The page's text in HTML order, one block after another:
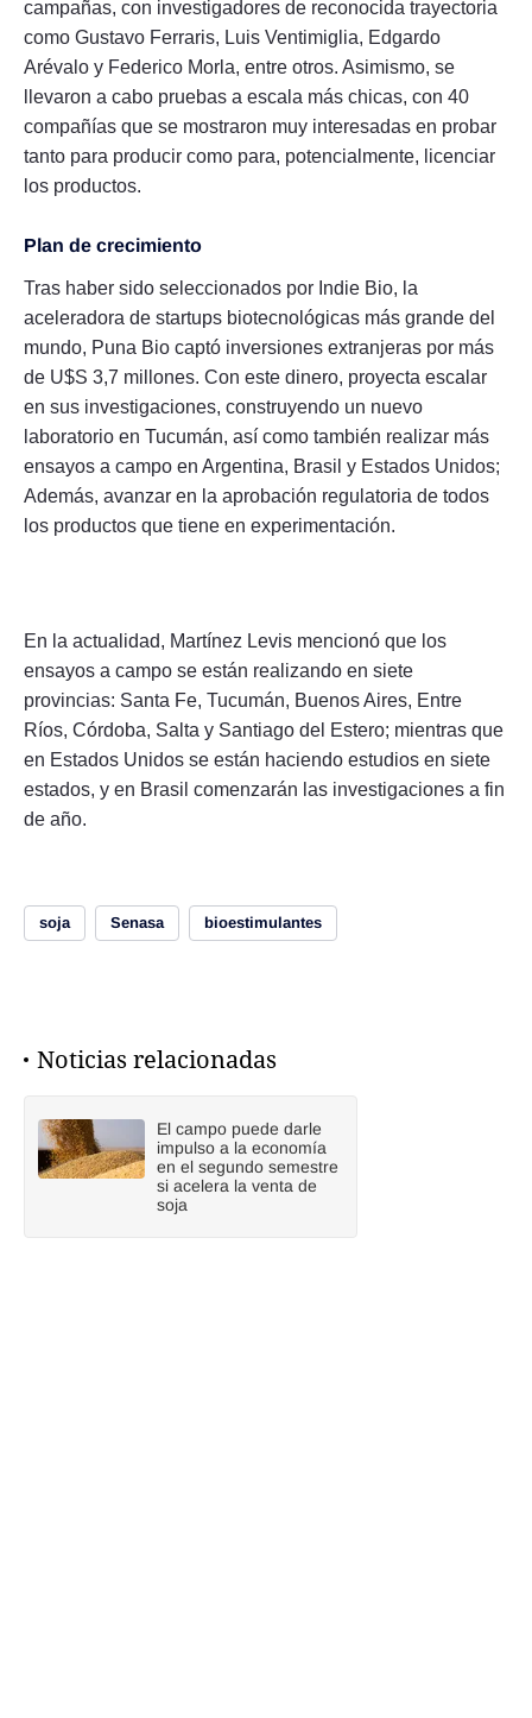
campañas, con investigadores de reconocida trayectoria
como Gustavo Ferraris, Luis Ventimiglia, Edgardo
Arévalo y Federico Morla, entre otros. Asimismo, se
llevaron a cabo pruebas a escala más chicas, con 40
compañías que se mostraron muy interesadas en probar
tanto para producir como para, potencialmente, licenciar
los productos.
Plan de crecimiento
Tras haber sido seleccionados por Indie Bio, la
aceleradora de startups biotecnológicas más grande del
mundo, Puna Bio captó inversiones extranjeras por más
de U$S 3,7 millones. Con este dinero, proyecta escalar
en sus investigaciones, construyendo un nuevo
laboratorio en Tucumán, así como también realizar más
ensayos a campo en Argentina, Brasil y Estados Unidos;
Además, avanzar en la aprobación regulatoria de todos
los productos que tiene en experimentación.
En la actualidad, Martínez Levis mencionó que los
ensayos a campo se están realizando en siete
provincias: Santa Fe, Tucumán, Buenos Aires, Entre
Ríos, Córdoba, Salta y Santiago del Estero; mientras que
en Estados Unidos se están haciendo estudios en siete
estados, y en Brasil comenzarán las investigaciones a fin
de año.
soja Senasa bioestimulantes
Noticias relacionadas
El campo puede darle
impulso a la economía
en el segundo semestre
si acelera la venta de
soja